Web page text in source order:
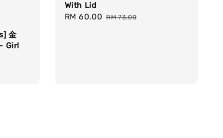
金
Girl
With Lid
Sale
RM 60.00 Regular
RM 73.00